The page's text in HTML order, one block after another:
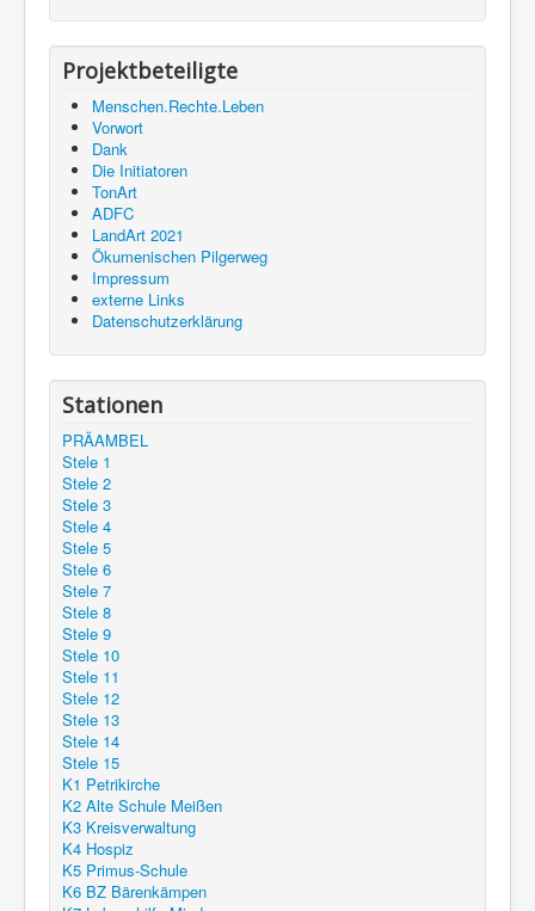
Projektbeteiligte
Menschen.Rechte.Leben
Vorwort
Dank
Die Initiatoren
TonArt
ADFC
LandArt 2021
Ökumenischen Pilgerweg
Impressum
externe Links
Datenschutzerklärung
Stationen
PRÄAMBEL
Stele 1
Stele 2
Stele 3
Stele 4
Stele 5
Stele 6
Stele 7
Stele 8
Stele 9
Stele 10
Stele 11
Stele 12
Stele 13
Stele 14
Stele 15
K1 Petrikirche
K2 Alte Schule Meißen
K3 Kreisverwaltung
K4 Hospiz
K5 Primus-Schule
K6 BZ Bärenkämpen